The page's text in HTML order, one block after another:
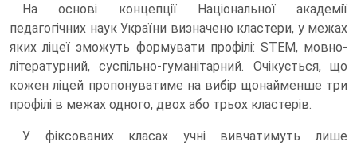
На основі концепції Національної академії
педагогічних наук України визначено кластери, у межах
яких ліцеї зможуть формувати профілі: STEM, мовно-
літературний, суспільно-гуманітарний. Очікується, що
кожен ліцей пропонуватиме на вибір щонайменше три
профілі в межах одного, двох або трьох кластерів.
У фіксованих класах учні вивчатимуть лише